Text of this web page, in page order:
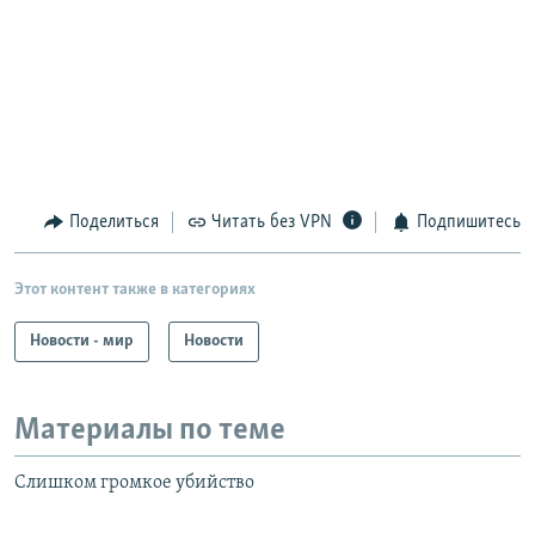
Поделиться Читать без VPN Подпишитесь
Этот контент также в категориях
Новости - мир Новости
Материалы по теме
Слишком громкое убийство